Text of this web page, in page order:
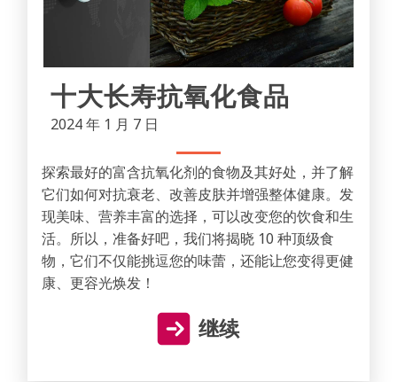
十大长寿抗氧化食品
2024 年 1 月 7 日
探索最好的富含抗氧化剂的食物及其好处，并了解
它们如何对抗衰老、改善皮肤并增强整体健康。发
现美味、营养丰富的选择，可以改变您的饮食和生
活。所以，准备好吧，我们将揭晓 10 种顶级食
物，它们不仅能挑逗您的味蕾，还能让您变得更健
康、更容光焕发！
继续